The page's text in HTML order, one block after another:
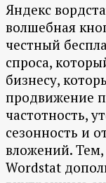
Яндекс
волшебная
честный
спроса,
бизнесу,
продвижение
частотность,
сезонность и
вложений. Тем,
Wordstat